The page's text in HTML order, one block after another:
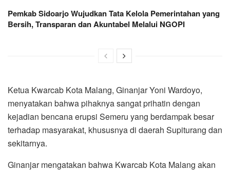
Pemkab Sidoarjo Wujudkan Tata Kelola Pemerintahan yang
Bersih, Transparan dan Akuntabel Melalui NGOPI
Ketua Kwarcab Kota Malang, Ginanjar Yoni Wardoyo,
menyatakan bahwa pihaknya sangat prihatin dengan
kejadian bencana erupsi Semeru yang berdampak besar
terhadap masyarakat, khususnya di daerah Supiturang dan
sekitarnya.
Ginanjar mengatakan bahwa Kwarcab Kota Malang akan